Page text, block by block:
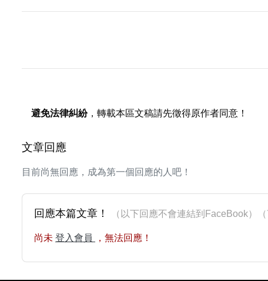
避免法律糾紛，轉載本區文稿請先徵得原作者同意！
文章回應
目前尚無回應，成為第一個回應的人吧！
回應本篇文章！ （以下回應不會連結到FaceBook）
尚未 登入會員 ，無法回應！